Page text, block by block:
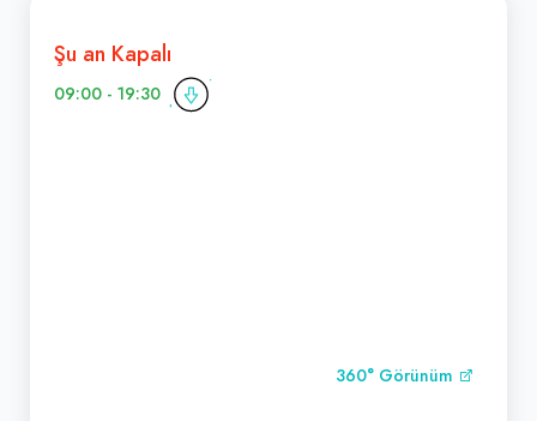
Şu an Kapalı
09:00 - 19:30
360° Görünüm